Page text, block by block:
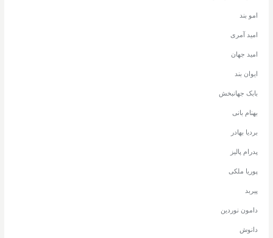
امو بند
امید آمری
امید جهان
ایوان بند
بابک جهانبخش
بهنام بانی
بردیا بهادر
پدرام پالیز
پوریا ملکی
پیربد
دامون نوردین
دانوش